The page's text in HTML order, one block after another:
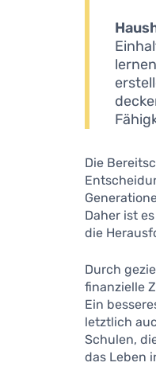
Die
Daher ist
die
Durch
finanzielle
Ein
letztlich
Schulen,
das Leben